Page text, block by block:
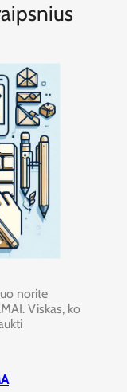
norite
Viskas, ko